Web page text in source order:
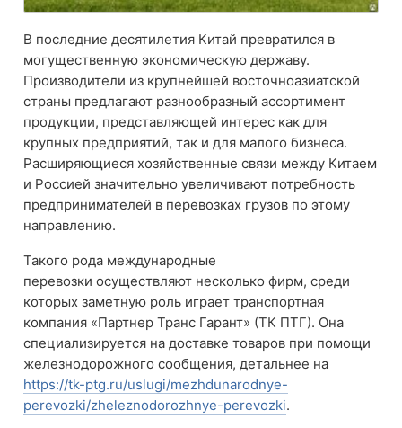
В последние десятилетия Китай превратился в
могущественную экономическую державу.
Производители из крупнейшей восточноазиатской
страны предлагают разнообразный ассортимент
продукции, представляющей интерес как для
крупных предприятий, так и для малого бизнеса.
Расширяющиеся хозяйственные связи между Китаем
и Россией значительно увеличивают потребность
предпринимателей в перевозках грузов по этому
направлению.
Такого рода международные
перевозки осуществляют несколько фирм, среди
которых заметную роль играет транспортная
компания «Партнер Транс Гарант» (ТК ПТГ). Она
специализируется на доставке товаров при помощи
железнодорожного сообщения, детальнее на
https://tk-ptg.ru/uslugi/mezhdunarodnye-
perevozki/zheleznodorozhnye-perevozki.